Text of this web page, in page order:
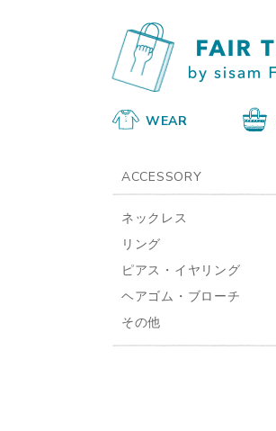
WEAR
ACCESSORY
ネックレス
リング
ピアス・イヤリング
ヘアゴム・ブローチ
その他